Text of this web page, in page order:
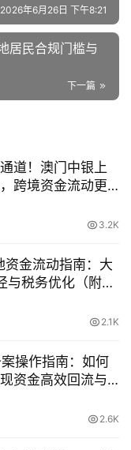
2026年6月26日 下午8:21
居民合规门槛与
下一篇
道！澳门中银上
跨境资金流动更
3.2K
金流动指南：大
与税务优化（附央
2.1K
操作指南：如何
资金高效回流与
2.6K